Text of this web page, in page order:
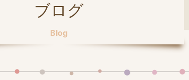
ブログ
Blog